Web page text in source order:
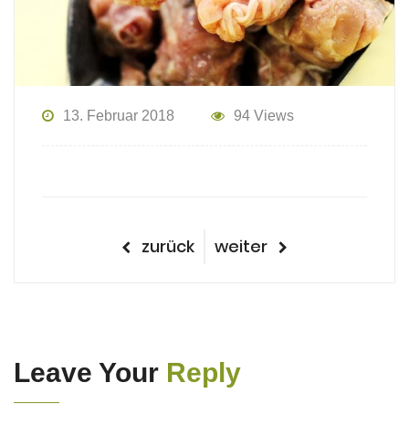
13. Februar 2018 94 Views
Beitragsnavigation
vorheriger
zurück
nächster
weiter
Leave Your Reply